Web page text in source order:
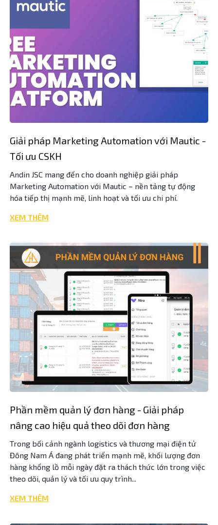
Giải pháp Marketing Automation với Mautic -
Tối ưu CSKH
Andin JSC mang đến cho doanh nghiệp giải pháp
Marketing Automation với Mautic – nền tảng tự động
hóa tiếp thị mạnh mẽ, linh hoạt và tối ưu chi phí.
XEM THÊM
Phần mềm quản lý đơn hàng - Giải pháp
nâng cao hiệu quả theo dõi đơn hàng
Trong bối cảnh ngành logistics và thương mại điện tử
Đông Nam Á đang phát triển mạnh mẽ, khối lượng đơn
hàng khổng lồ mỗi ngày đặt ra thách thức lớn trong việc
theo dõi, quản lý và tối ưu quy trình...
XEM THÊM